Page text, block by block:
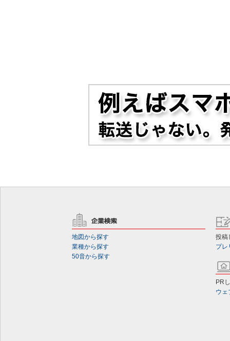
地図から探す
業種から探す
50音から探す
投稿
プレ
PR
ウェ